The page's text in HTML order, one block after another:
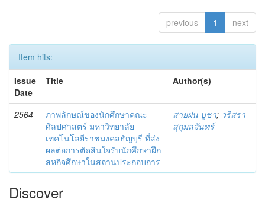
previous 1 next
Item hits:
Issue
Date
Title Author(s)
2564
ภาพลักษณ์ของนักศึกษาคณะ
ศิลปศาสตร์ มหาวิทยาลัย
เทคโนโลยีราชมงคลธัญบุรี ที่ส่ง
ผลต่อการตัดสินใจรับนักศึกษาฝึก
สหกิจศึกษาในสถานประกอบการ
สายฝน บูชา; วริสรา
สุกุมลจันทร์
Discover